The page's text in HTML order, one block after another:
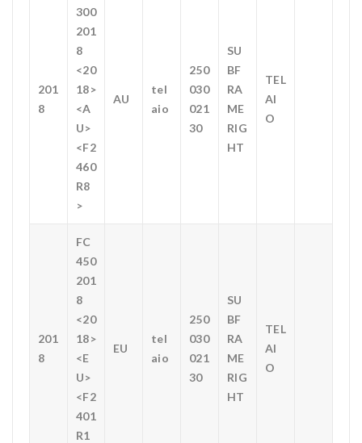
201
8
300
201
8
<20
18>
<A
U>
<F2
460
R8
>
AU
tel
aio
250
030
021
30
SU
BF
RA
ME
RIG
HT
TEL
AI
O
201
8
FC
450
201
8
<20
18>
<E
U>
<F2
401
R1
EU
tel
aio
250
030
021
30
SU
BF
RA
ME
RIG
HT
TEL
AI
O